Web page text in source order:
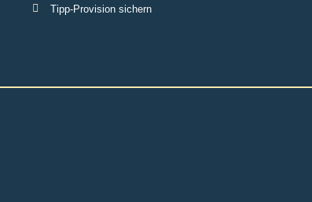
Tipp-Provision sichern